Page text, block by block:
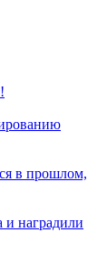
в прошлом,
и наградили